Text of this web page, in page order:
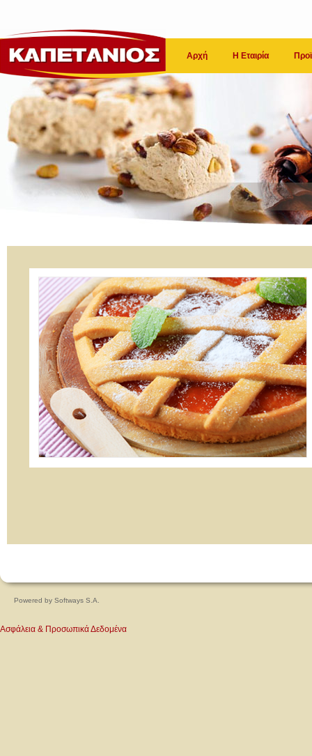
Αρχή Η Εταιρία
Powered by Softways S.A.
Ασφάλεια & Προσωπικά Δεδομένα